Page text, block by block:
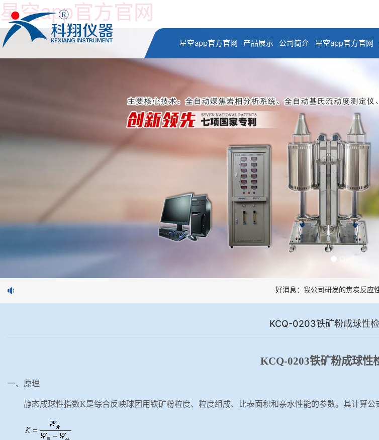
星空app官方官网
星空app官方官网 产品展示 公司简介 星空app官方官网
好消息：我公司研发的焦炭反应性
KCQ-0203铁矿粉成球性
KCQ-0203铁矿粉成球性
一、原理
静态成球性指数K是综合反映球团用铁矿粉粒度、粒度组成、比表面积和亲水性能的参数。其计算公